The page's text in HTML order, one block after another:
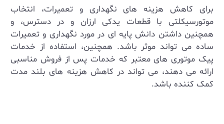
برای کاهش هزینه‌ های نگهداری و تعمیرات، انتخاب
موتورسیکلتی با قطعات یدکی ارزان و در دسترس، و
همچنین داشتن دانش پایه ‌ای در مورد نگهداری و تعمیرات
ساده می‌ تواند موثر باشد. همچنین، استفاده از خدمات
پیک موتوری‌ های معتبر که خدمات پس از فروش مناسبی
ارائه می ‌دهند، می ‌تواند در کاهش هزینه‌ های بلند مدت
کمک کننده باشد.